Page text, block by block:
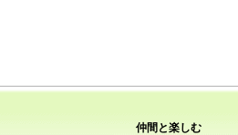
仲間と楽しむ